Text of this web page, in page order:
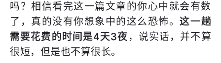
吗？相信看完这一篇文章的你心中就会有数
了，真的没有你想象中的这么恐怖。这一趟
需要花费的时间是4天3夜 ，说实话，并不算
很短，但是也不算很长。